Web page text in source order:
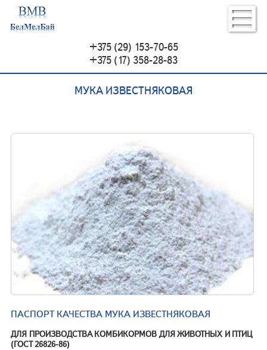
+375 (29) 153-70-65
+375 (17) 358-28-83
МУКА ИЗВЕСТНЯКОВАЯ
ПАСПОРТ КАЧЕСТВА МУКА ИЗВЕСТНЯКОВАЯ
ДЛЯ ПРОИЗВОДСТВА КОМБИКОРМОВ ДЛЯ ЖИВОТНЫХ И ПТИЦ
(ГОСТ 26826-86)